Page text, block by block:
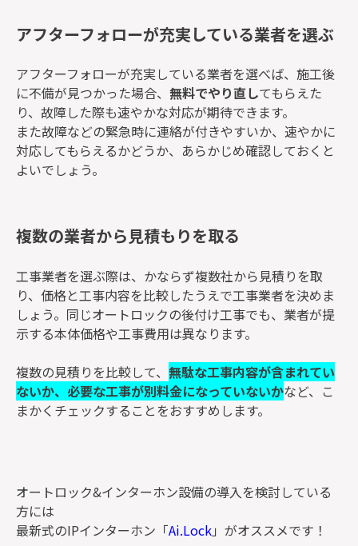
アフターフォローが充実している業者を選ぶ
アフターフォローが充実している業者を選べば、施工後
に不備が見つかった場合、 無料でやり直してもらえた
り、故障した際も速やかな対応が期待できます。
また故障などの緊急時に連絡が付きやすいか、速やかに
対応してもらえるかどうか、あらかじめ確認しておくと
よいでしょう。
複数の業者から見積もりを取る
工事業者を選ぶ際は、かならず複数社から見積りを取
り、価格と工事内容を比較したうえで工事業者を決めま
しょう。同じオートロックの後付け工事でも、業者が提
示する本体価格や工事費用は異なります。
複数の見積りを比較して、 無駄な工事内容が含まれてい
ないか、必要な工事が別料金になっていないかなど、こ
まかくチェックすることをおすすめします。
オートロック&インターホン設備の導入を検討している
方には
最新式のIPインターホン「Ai.Lock」がオススメです！